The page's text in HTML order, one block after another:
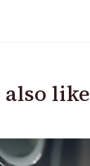
also like